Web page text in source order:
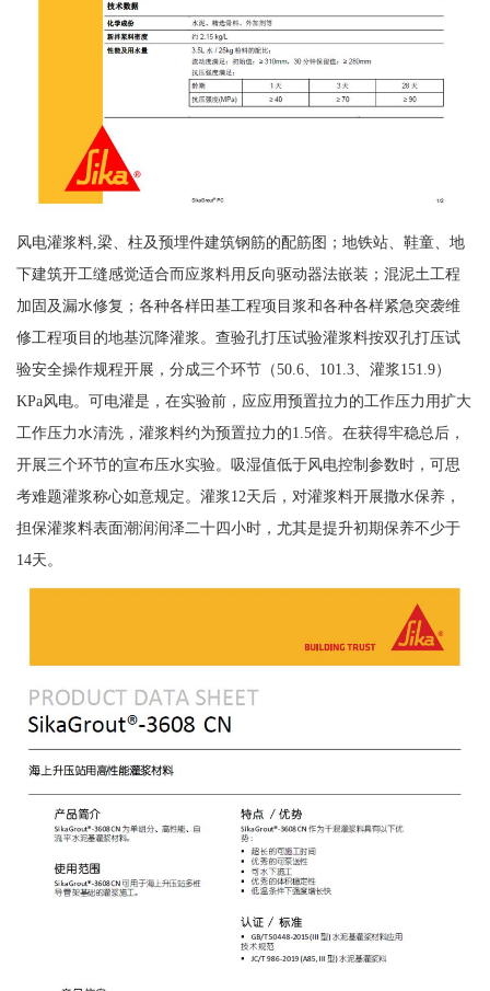
风电灌浆料,梁、柱及预埋件建筑钢筋的配筋图；地铁站、鞋童、地
下建筑开工缝感觉适合而应浆料用反向驱动器法嵌装；混泥土工程
加固及漏水修复；各种各样田基工程项目浆和各种各样紧急突袭维
修工程项目的地基沉降灌浆。查验孔打压试验灌浆料按双孔打压试
验安全操作规程开展，分成三个环节（50.6、101.3、灌浆151.9）
KPa风电。可电灌是，在实验前，应应用预置拉力的工作压力用扩大
工作压力水清洗，灌浆料约为预置拉力的1.5倍。在获得牢稳总后，
开展三个环节的宣布压水实验。吸湿值低于风电控制参数时，可思
考难题灌浆称心如意规定。灌浆12天后，对灌浆料开展撒水保养，
担保灌浆料表面潮润润泽二十四小时，尤其是提升初期保养不少于
14天。